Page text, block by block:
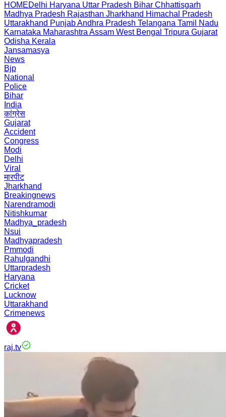
HOMEDelhi Haryana Uttar Pradesh Bihar Chhattisgarh
Madhya Pradesh Rajasthan Jharkhand Himachal Pradesh
Uttarakhand PunjabAndhra Pradesh Telangana Tamil Nadu
Karnataka Maharashtra Assam West Bengal Tripura Gujarat
Odisha Kerala
Jansamasya
News
Bjp
National
Police
Bihar
India
कांग्रेस
Gujarat
Accident
Congress
Modi
Delhi
Viral
मारपीट
Jharkhand
Breakingnews
Narendramodi
Nitishkumar
Madhya_pradesh
Nsui
Madhyapradesh
Pmmodi
Rahulgandhi
Uttarpradesh
Haryana
Cricket
Lucknow
Uttarakhand
Crimenews
raj.tv